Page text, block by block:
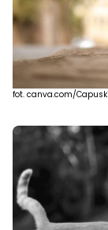
fot. canva.com/Capuski